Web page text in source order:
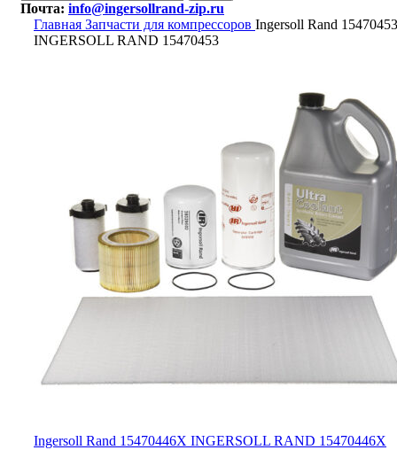
Почта: info@ingersollrand-zip.ru
Главная Запчасти для компрессоров Ingersoll Rand 15470453
INGERSOLL RAND 15470453
Ingersoll Rand 15470446X INGERSOLL RAND 15470446X